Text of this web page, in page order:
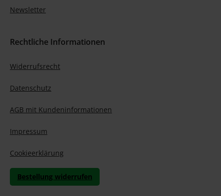
Newsletter
Rechtliche Informationen
Widerrufsrecht
Datenschutz
AGB mit Kundeninformationen
Impressum
Cookieerklärung
Bestellung widerrufen